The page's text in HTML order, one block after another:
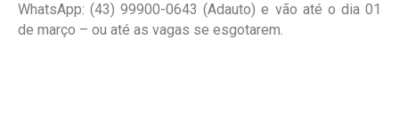
WhatsApp: (43) 99900-0643 (Adauto) e vão até o dia 01
de março – ou até as vagas se esgotarem.